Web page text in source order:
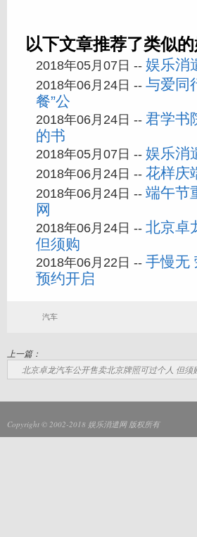
以下文章推荐了类似
2018年05月07日 -- 娱乐消
2018年06月24日 -- 与爱同
餐”公
2018年06月24日 -- 君学书
的书
2018年05月07日 -- 娱乐消
2018年06月24日 -- 花样庆
2018年06月24日 -- 端午节
网
2018年06月24日 -- 北京卓
但须购
2018年06月22日 -- 手慢无
预约开启
汽车
上一篇：
北京卓龙汽车公开售卖北京牌照可过个人 但须
Copyright © 2002-2018 娱乐消遣网版权所有